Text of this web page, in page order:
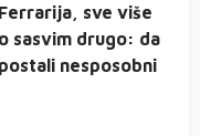
sve više
sasvim drugo: da
nesposobni